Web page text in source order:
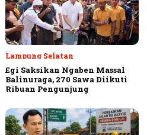
Lampung Selatan
Egi Saksikan Ngaben Massal
Balinuraga, 270 Sawa Diikuti
Ribuan Pengunjung